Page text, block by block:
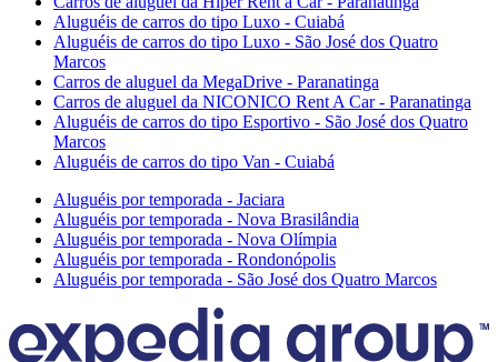
Aluguéis de carros do tipo Luxo - Cuiabá
Aluguéis de carros do tipo Luxo - São José dos Quatro
Marcos
Carros de aluguel da MegaDrive - Paranatinga
Carros de aluguel da NICONICO Rent A Car - Paranatinga
Aluguéis de carros do tipo Esportivo - São José dos Quatro
Marcos
Aluguéis de carros do tipo Van - Cuiabá
Aluguéis por temporada - Jaciara
Aluguéis por temporada - Nova Brasilândia
Aluguéis por temporada - Nova Olímpia
Aluguéis por temporada - Rondonópolis
Aluguéis por temporada - São José dos Quatro Marcos